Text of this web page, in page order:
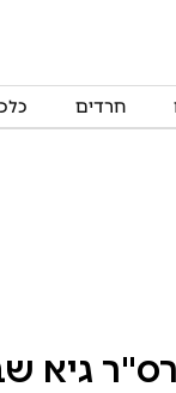
חרדים
גיא